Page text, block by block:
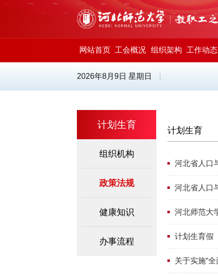
网站首页 工会概况 组织架构 工作动态
2026年8月9日 星期日
计划生育
组织机构
政策法规
健康知识
办事流程
计划生育
河北省人口
河北省人口
河北师范大
计划生育假
关于实施“